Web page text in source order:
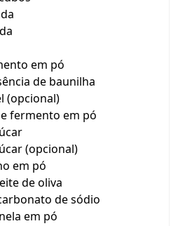
em pó
de baunilha
(opcional)
fermento em pó
(opcional)
em pó
de oliva
de sódio
em pó